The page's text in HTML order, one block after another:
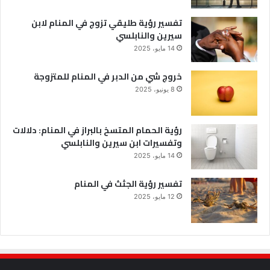
تفسير رؤية طليقي تزوج في المنام لابن
سيرين والنابلسي
14 مايو، 2025
خروج شي من الدبر في المنام للمتزوجة
8 يونيو، 2025
رؤية الحمام المتسخ بالبراز في المنام: دلالات
وتفسيرات ابن سيرين والنابلسي
14 مايو، 2025
تفسير رؤية الجثث في المنام
12 مايو، 2025